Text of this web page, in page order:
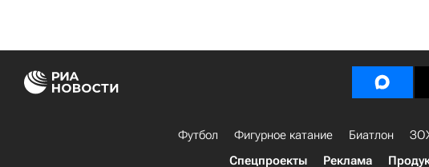
Футбол Фигурное катание Биатлон
Спецпроекты
Реклама